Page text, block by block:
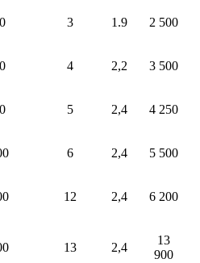
3 1.9 2 500
4 2,2 3 500
5 2,4 4 250
6 2,4 5 500
12 2,4 6 200
13 2,4
13
900